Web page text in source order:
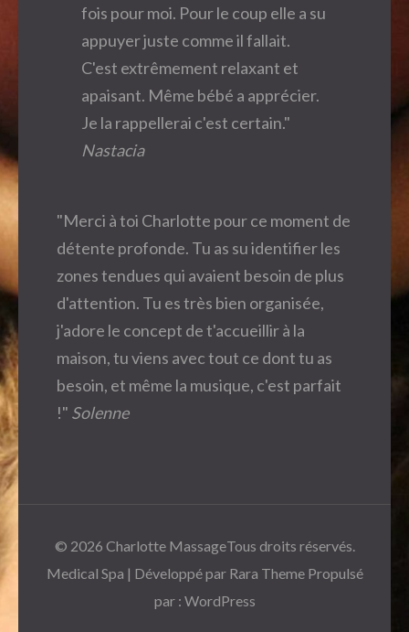
fois pour moi. Pour le coup elle a su
appuyer juste comme il fallait.
C'est extrêmement relaxant et
apaisant. Même bébé a apprécier.
Je la rappellerai c'est certain."
Nastacia
"Merci à toi Charlotte pour ce moment de
détente profonde. Tu as su identifier les
zones tendues qui avaient besoin de plus
d'attention. Tu es très bien organisée,
j'adore le concept de t'accueillir à la
maison, tu viens avec tout ce dont tu as
besoin, et même la musique, c'est parfait
!" Solenne
© 2026 Charlotte MassageTous droits réservés.
Medical Spa | Développé par Rara ThemePropulsé
par : WordPress